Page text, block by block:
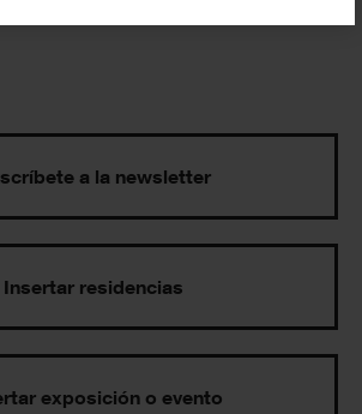
a la newsletter
Insertar residencias
exposición o evento